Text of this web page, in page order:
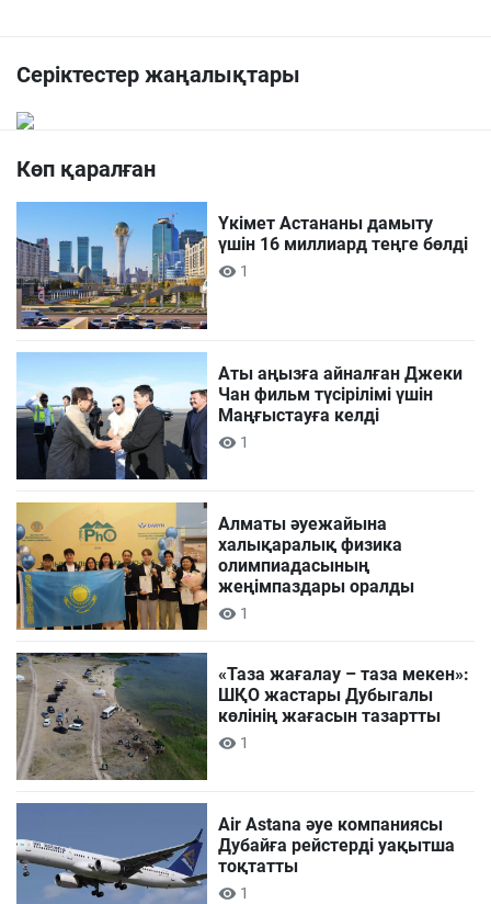
Серіктестер жаңалықтары
Көп қаралған
Үкімет Астананы дамыту
үшін 16 миллиард теңге бөлді
1
Аты аңызға айналған Джеки
Чан фильм түсірілімі үшін
Маңғыстауға келді
1
Алматы әуежайына
халықаралық физика
олимпиадасының
жеңімпаздары оралды
1
«Таза жағалау – таза мекен»:
ШҚО жастары Дубыгалы
көлінің жағасын тазартты
1
Air Astana әуе компаниясы
Дубайға рейстерді уақытша
тоқтатты
1